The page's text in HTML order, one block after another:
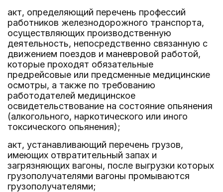
акт, определяющий перечень профессий
работников железнодорожного транспорта,
осуществляющих производственную
деятельность, непосредственно связанную с
движением поездов и маневровой работой,
которые проходят обязательные
предрейсовые или предсменные медицинские
осмотры, а также по требованию
работодателей медицинское
освидетельствование на состояние опьянения
(алкогольного, наркотического или иного
токсического опьянения);
акт, устанавливающий перечень грузов,
имеющих отвратительный запах и
загрязняющих вагоны, после выгрузки которых
грузополучателями вагоны промываются
грузополучателями;